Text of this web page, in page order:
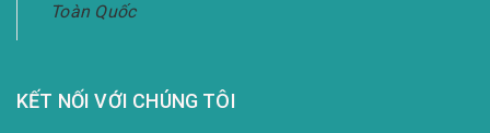
Toàn Quốc
KẾT NỐI VỚI CHÚNG TÔI